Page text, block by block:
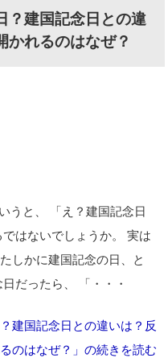
？建国記念日との違
かれるのはなぜ？
うと、 「え？建国記念日
はないでしょうか。 実は
しかに建国記念の日、と
だったら、 「・・・
建国記念日との違いは？反
のはなぜ？」の続きを読む